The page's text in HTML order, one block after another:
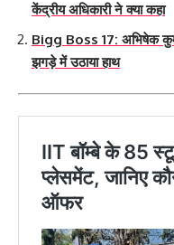
केंद्रीय अधिकारी ने क्या कहा
Bigg Boss 17: अभिषेक
झगड़े में उठाया हाथ